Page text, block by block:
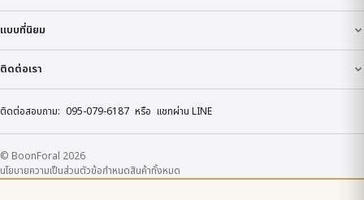
แบบที่นิยม
ติดต่อเรา
ติดต่อสอบถาม: 095-079-6187 หรือ แชทผ่าน LINE
© BoonForal 2026
นโยบายความเป็นส่วนตัวข้อกำหนดสินค้าทั้งหมด